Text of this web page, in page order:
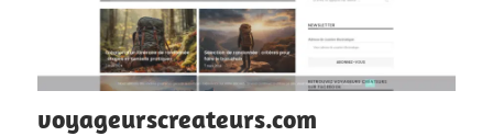
voyageurscreateurs.com